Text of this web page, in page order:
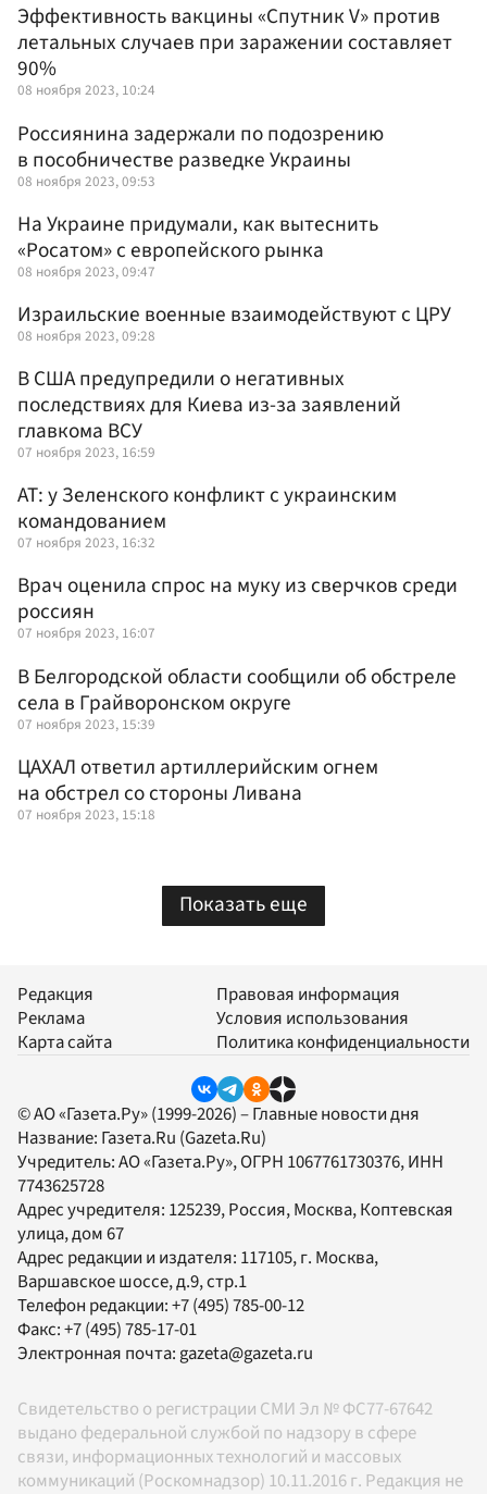
Эффективность вакцины «Спутник V» против
летальных случаев при заражении составляет
90%
08 ноября 2023, 10:24
Россиянина задержали по подозрению
в пособничестве разведке Украины
08 ноября 2023, 09:53
На Украине придумали, как вытеснить
«Росатом» с европейского рынка
08 ноября 2023, 09:47
Израильские военные взаимодействуют с ЦРУ
08 ноября 2023, 09:28
В США предупредили о негативных
последствиях для Киева из-за заявлений
главкома ВСУ
07 ноября 2023, 16:59
AT: у Зеленского конфликт с украинским
командованием
07 ноября 2023, 16:32
Врач оценила спрос на муку из сверчков среди
россиян
07 ноября 2023, 16:07
В Белгородской области сообщили об обстреле
села в Грайворонском округе
07 ноября 2023, 15:39
ЦАХАЛ ответил артиллерийским огнем
на обстрел со стороны Ливана
07 ноября 2023, 15:18
Показать еще
Редакция
Реклама
Карта сайта
Правовая информация
Условия использования
Политика конфиденциальности
© АО «Газета.Ру» (1999-2026) – Главные новости дня
Название: Газета.Ru (Gazeta.Ru)
Учредитель:АО «Газета.Ру», ОГРН 1067761730376, ИНН
7743625728
Адрес учредителя: 125239, Россия, Москва, Коптевская
улица, дом 67
Адрес редакции и издателя: 117105, г. Москва,
Варшавское шоссе, д.9, стр.1
Телефон редакции:+7 (495) 785-00-12
Факс:+7 (495) 785-17-01
Электронная почта: gazeta@gazeta.ru
Свидетельство о регистрации СМИ Эл № ФС77-67642
выдано федеральной службой по надзору в сфере
связи, информационных технологий и массовых
коммуникаций (Роскомнадзор) 10.11.2016 г. Редакция не